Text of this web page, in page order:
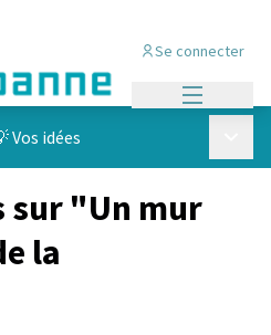
Se connecter
Vos idées
sur "Un mur
la